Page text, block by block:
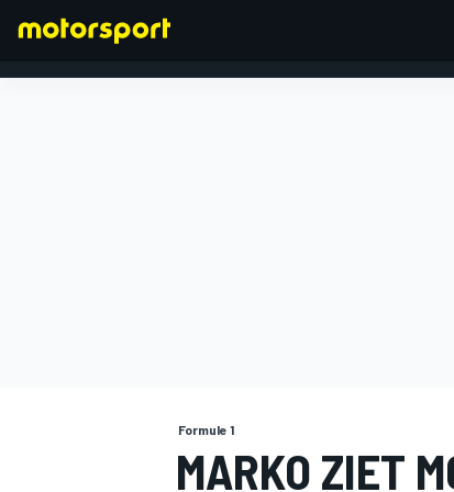
Formule 1
MARKO ZIET